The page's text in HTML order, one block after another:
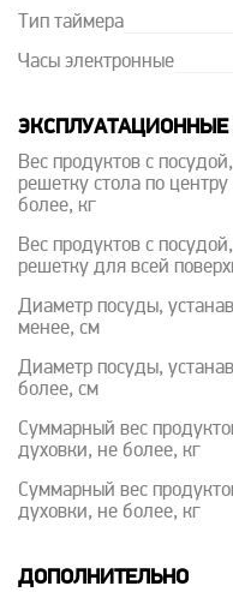
Тип таймера
Часы электронные
ЭКСПЛУАТАЦИОННЫЕ
Вес продуктов с
решетку стола по
более, кг
Вес продуктов с
решетку для всей
Диаметр посуды,
менее, см
Диаметр посуды,
более, см
Суммарный вес
духовки, не более, кг
Суммарный вес
духовки, не более, кг
ДОПОЛНИТЕЛЬНО